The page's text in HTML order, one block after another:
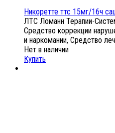
Никоретте ттс 15мг/16ч
ЛТС Ломанн Терапии-
Средство коррекции
и наркомании, Средство
Нет в наличии
Купить